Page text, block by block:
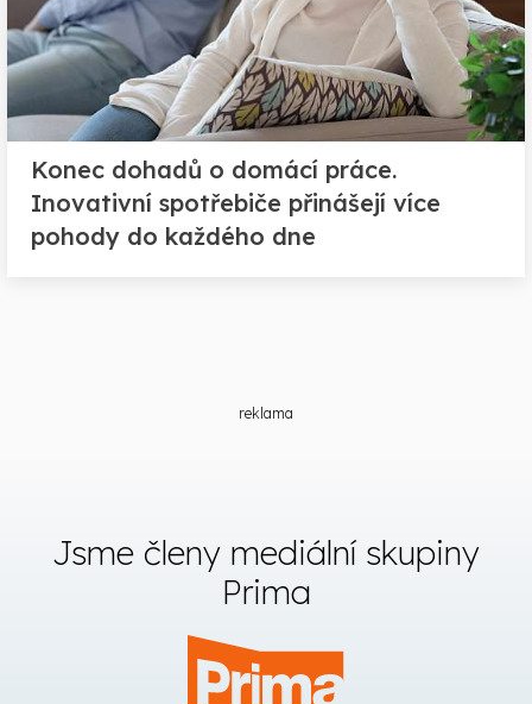
Konec dohadů o domácí práce.
Inovativní spotřebiče přinášejí více
pohody do každého dne
reklama
Jsme členy mediální skupiny
Prima